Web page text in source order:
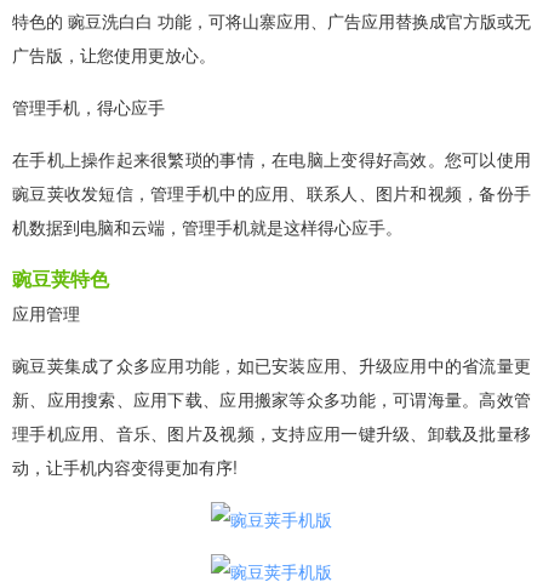
特色的 豌豆洗白白 功能，可将山寨应用、广告应用替换成官方版或无
广告版，让您使用更放心。
管理手机，得心应手
在手机上操作起来很繁琐的事情，在电脑上变得好高效。您可以使用
豌豆荚收发短信，管理手机中的应用、联系人、图片和视频，备份手
机数据到电脑和云端，管理手机就是这样得心应手。
豌豆荚特色
应用管理
豌豆荚集成了众多应用功能，如已安装应用、升级应用中的省流量更
新、应用搜索、应用下载、应用搬家等众多功能，可谓海量。高效管
理手机应用、音乐、图片及视频，支持应用一键升级、卸载及批量移
动，让手机内容变得更加有序!